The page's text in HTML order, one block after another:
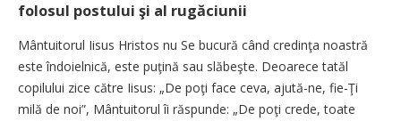
folosul postului şi al rugăciunii
Mântuitorul Iisus Hristos nu Se bucură când credinţa noastră
este îndoielnică, este puţină sau slăbeşte. Deoarece tatăl
copilului zice către Iisus: „De poţi face ceva, ajută-ne, fie-Ţi
milă de noi”, Mântuitorul îi răspunde: „De poţi crede, toate